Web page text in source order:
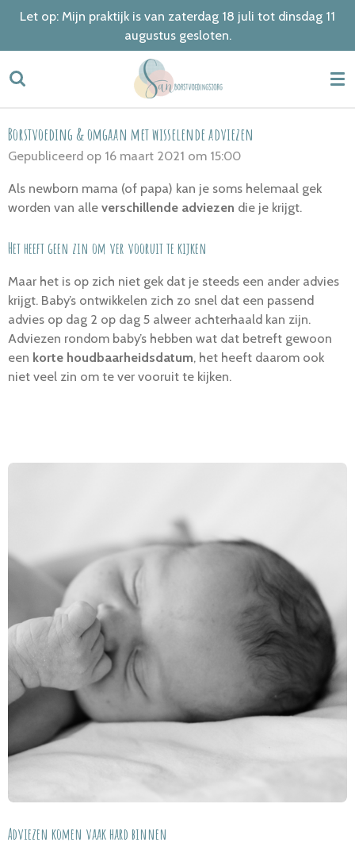
Ga
naar
de
Let op: Mijn praktijk is van zaterdag 18 juli tot dinsdag 11
augustus gesloten.
Borstvoeding & omgaan met wisselende adviezen
Gepubliceerd op 16 maart 2021 om 15:00
Als newborn mama (of papa) kan je soms helemaal gek
worden van alle verschillende adviezen die je krijgt.
Het heeft geen zin om ver vooruit te kijken
Maar het is op zich niet gek dat je steeds een ander advies
krijgt. Baby’s ontwikkelen zich zo snel dat een passend
advies op dag 2 op dag 5 alweer achterhaald kan zijn.
Adviezen rondom baby’s hebben wat dat betreft gewoon
een korte houdbaarheidsdatum, het heeft daarom ook
niet veel zin om te ver vooruit te kijken.
Adviezen komen vaak hard binnen